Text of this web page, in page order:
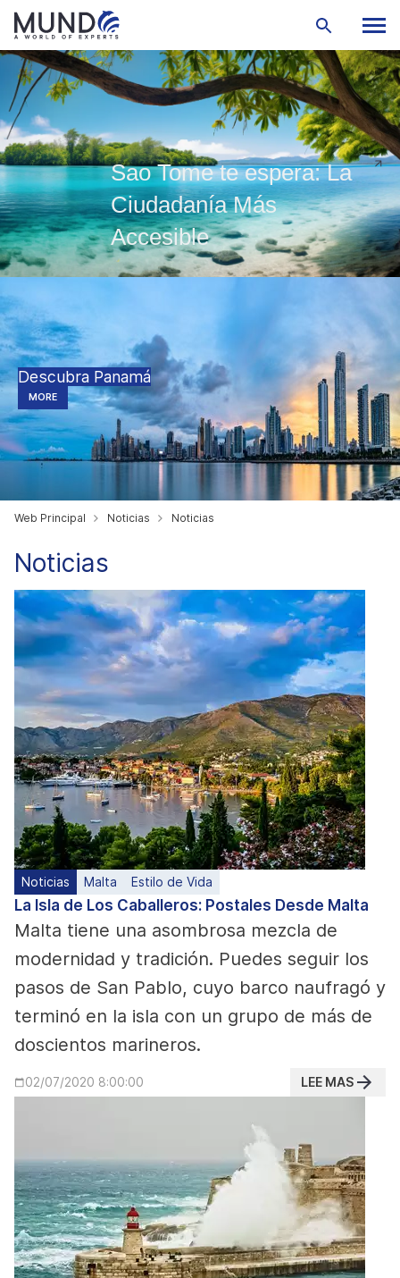
Sao Tome te espera: La
Ciudadanía Más
Accesible
Descubra Panamá
MORE
Web Principal Noticias Noticias
Noticias
Noticias Malta Estilo de Vida
La Isla de Los Caballeros: Postales Desde Malta
Malta tiene una asombrosa mezcla de
modernidad y tradición. Puedes seguir los
pasos de San Pablo, cuyo barco naufragó y
terminó en la isla con un grupo de más de
doscientos marineros.
02/07/2020 8:00:00 LEE MAS